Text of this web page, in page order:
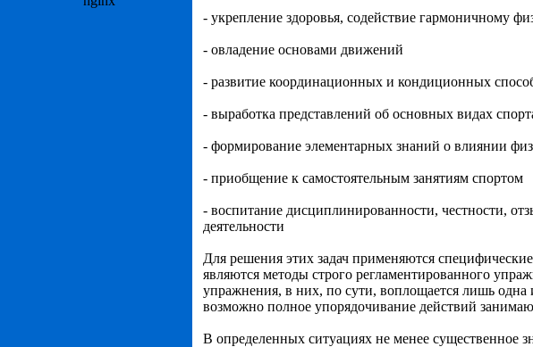
- укрепление здоровья, содействие гармоничному
- овладение основами движений
- развитие координационных и кондиционных
- выработка представлений об основных видах
- формирование элементарных знаний о влиянии
- приобщение к самостоятельным занятиям спортом
- воспитание дисциплинированности, честности,
деятельности
Для решения этих задач применяются
являются методы строго регламентированного
упражнения, в них, по сути, воплощается лишь одна
возможно полное упорядочивание действий
В определенных ситуациях не менее существенное